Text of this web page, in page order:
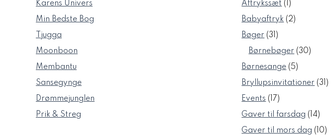
Karens Univers
Min Bedste Bog
Tjugga
Moonboon
Membantu
Sansegynge
Drømmejunglen
Prik & Streg
Aftrykssæt
1
vare
Babyaftryk 22
Bøger 31 31
Børnebøger 3030
Børnesange 55
varer
Bryllupsinvitationer 31 31
Events 1717
varer
Gaver til farsdag 1414
varer
Gaver til mors dag 1010